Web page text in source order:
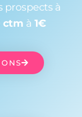
prospects à
ctm à 1€